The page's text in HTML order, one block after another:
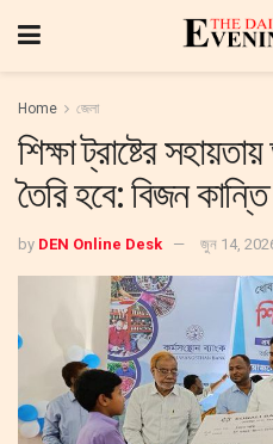
Home জেলা
শিক্ষা ট্রাষ্টের
তৈরি হবে: বিজন
by DEN Online Desk জুন 14,